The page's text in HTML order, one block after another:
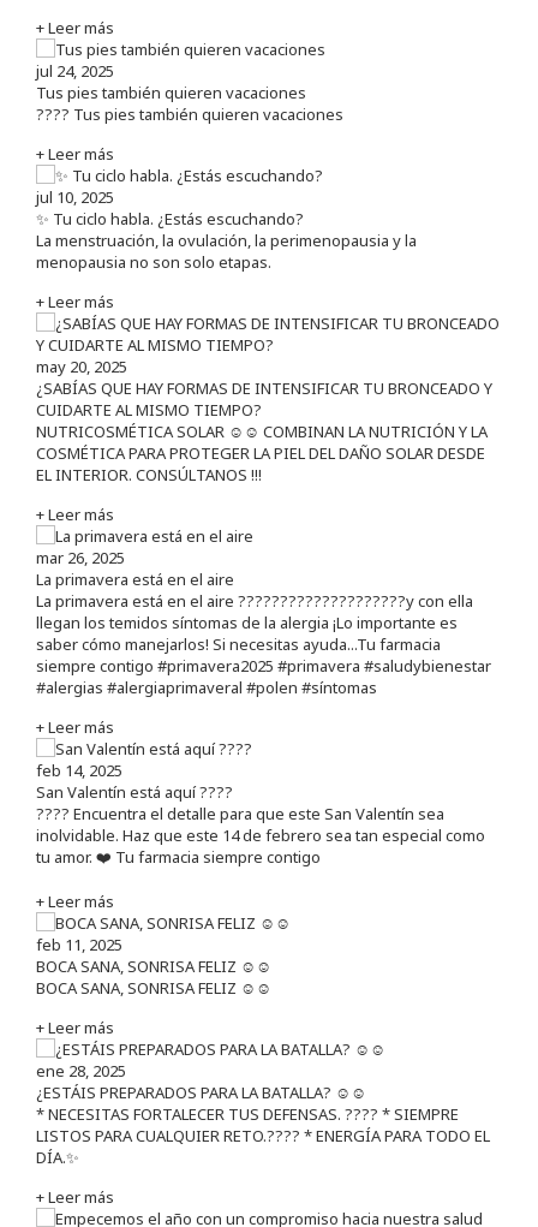
+ Leer más
jul 24, 2025
Tus pies también quieren vacaciones
???? Tus pies también quieren vacaciones
+ Leer más
jul 10, 2025
✨ Tu ciclo habla. ¿Estás escuchando?
La menstruación, la ovulación, la perimenopausia y la
menopausia no son solo etapas.
+ Leer más
may 20, 2025
¿SABÍAS QUE HAY FORMAS DE INTENSIFICAR TU BRONCEADO Y
CUIDARTE AL MISMO TIEMPO?
NUTRICOSMÉTICA SOLAR ☺️☺️ COMBINAN LA NUTRICIÓN Y LA
COSMÉTICA PARA PROTEGER LA PIEL DEL DAÑO SOLAR DESDE
EL INTERIOR. CONSÚLTANOS !!!
+ Leer más
mar 26, 2025
La primavera está en el aire
La primavera está en el aire ????????????????????y con ella
llegan los temidos síntomas de la alergia ¡Lo importante es
saber cómo manejarlos! Si necesitas ayuda...Tu farmacia
siempre contigo #primavera2025 #primavera #saludybienestar
#alergias #alergiaprimaveral #polen #síntomas
+ Leer más
feb 14, 2025
San Valentín está aquí ????
???? Encuentra el detalle para que este San Valentín sea
inolvidable. Haz que este 14 de febrero sea tan especial como
tu amor. ❤️ Tu farmacia siempre contigo
+ Leer más
feb 11, 2025
BOCA SANA, SONRISA FELIZ ☺️☺️
BOCA SANA, SONRISA FELIZ ☺️☺️
+ Leer más
ene 28, 2025
¿ESTÁIS PREPARADOS PARA LA BATALLA? ☺️☺️
* NECESITAS FORTALECER TUS DEFENSAS. ????️ * SIEMPRE
LISTOS PARA CUALQUIER RETO.???? * ENERGÍA PARA TODO EL
DÍA.✨
+ Leer más